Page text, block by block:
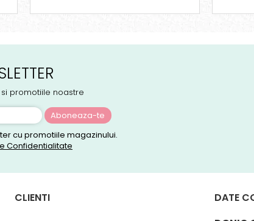
promotiile noastre
cu promotiile magazinului.
Confidentialitate
CLIENTI
DATE